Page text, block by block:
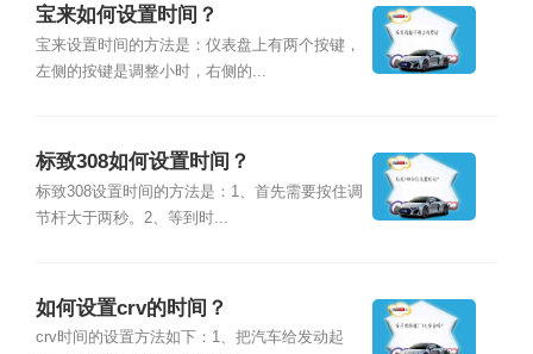
宝来如何设置时间？
宝来设置时间的方法是：仪表盘上有两个按键，
左侧的按键是调整小时，右侧的...
标致308如何设置时间？
标致308设置时间的方法是：1、首先需要按住调
节杆大于两秒。2、等到时...
如何设置crv的时间？
crv时间的设置方法如下：1、把汽车给发动起